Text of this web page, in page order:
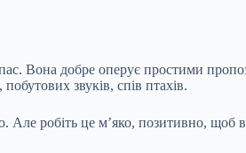
Вона добре оперує простими
звуків, спів птахів.
Але робіть це м’яко, позитивно, щоб